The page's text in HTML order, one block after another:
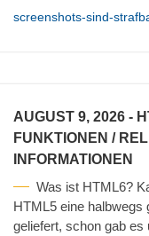
screenshots-sind-
AUGUST 9, 2026 -
FUNKTIONEN /
INFORMATIONEN
Was ist HTML6?
HTML5 eine halbwegs
geliefert, schon gab es